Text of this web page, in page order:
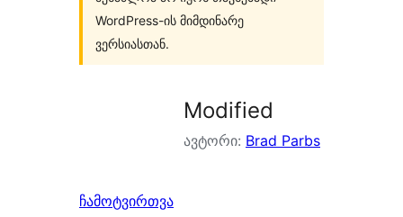
WordPress-ის მიმდინარე
ვერსიასთან.
Modified
ავტორი: Brad Parbs
ჩამოტვირთვა